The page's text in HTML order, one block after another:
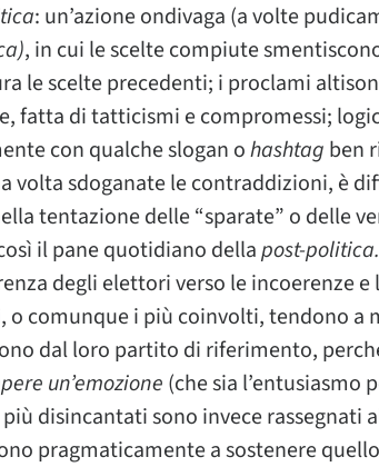
: un’azione ondivaga (a volte
, in cui le scelte compiute
le scelte precedenti; i proclami
fatta di tatticismi e compromessi;
con qualche slogan ohashtag ben
volta sdoganate le contraddizioni, è
tentazione delle “sparate” o delle
il pane quotidiano dellapost-politica.
degli elettori verso le incoerenze
comunque i più coinvolti, tendono a
dal loro partito di riferimento,
un’emozione (che sia l’entusiasmo
disincantati sono invece rassegnati
pragmaticamente a sostenere